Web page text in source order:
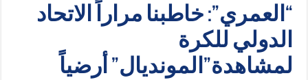
“العمري”: خاطبنا مراراً الاتحاد
الدولي للكرة
لمشاهدة”المونديال” أرضياً